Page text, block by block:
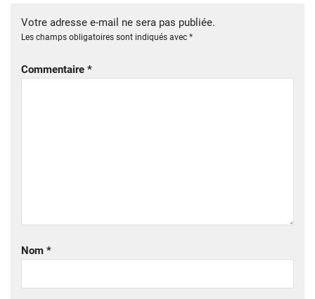
Votre adresse e-mail ne sera pas publiée.
Les champs obligatoires sont indiqués avec *
Commentaire *
Nom *